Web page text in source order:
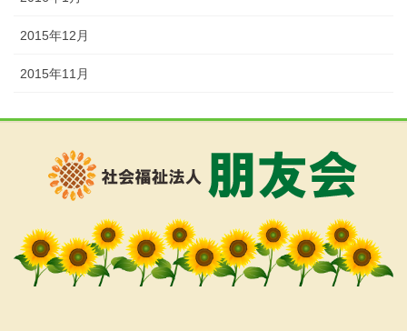
2015年12月
2015年11月